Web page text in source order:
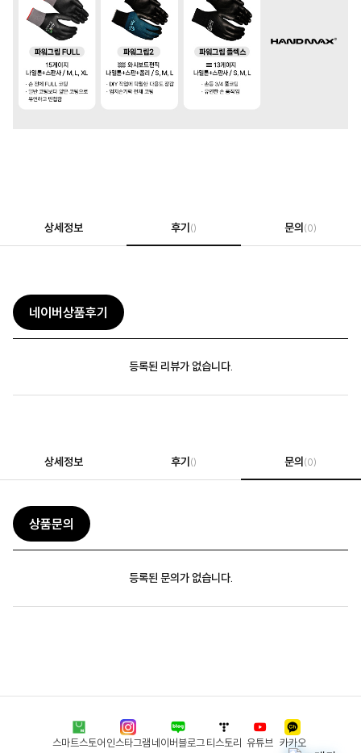
상세정보 후기 () 문의 (0)
네이버상품후기
등록된 리뷰가 없습니다.
상세정보 후기 () 문의 (0)
상품문의
등록된 문의가 없습니다.
스마트스토어인스타그램네이버블로그티스토리 유튜브 카카오